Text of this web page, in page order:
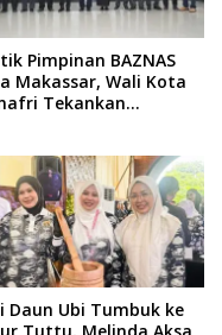
Pimpinan BAZNAS
Makassar, Wali Kota
Tekankan
Daun Ubi Tumbuk ke